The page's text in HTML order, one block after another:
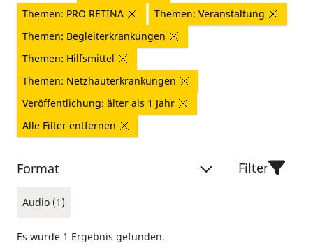
Themen: PRO RETINA
Themen: Veranstaltung
Themen: Begleiterkrankungen
Themen: Hilfsmittel
Themen: Netzhauterkrankungen
Veröffentlichung: älter als 1 Jahr
Alle Filter entfernen
Format
Audio (1)
Filter
Es wurde 1 Ergebnis gefunden.